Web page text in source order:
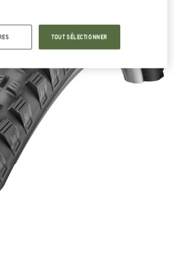
TOUT SÉLECTIONNER